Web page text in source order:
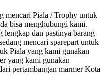
mencari Piala / Trophy untuk
bisa menghubungi kami.
lengkap dan pastinya barang
mencari sparepart untuk
Piala yang kami gunakan
yang kami gunakan
pertambangan marmer Kota